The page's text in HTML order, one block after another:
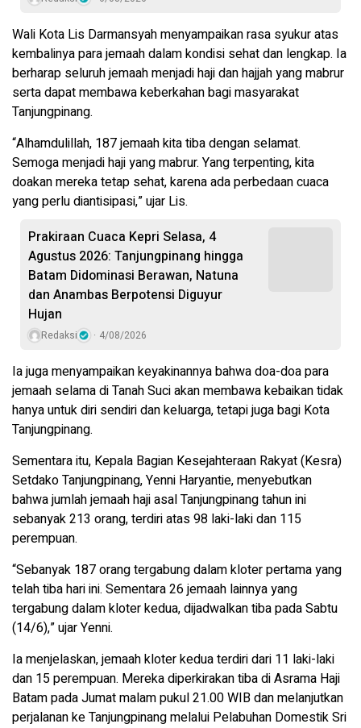
Wali Kota Lis Darmansyah menyampaikan rasa syukur atas
kembalinya para jemaah dalam kondisi sehat dan lengkap. Ia
berharap seluruh jemaah menjadi haji dan hajjah yang mabrur
serta dapat membawa keberkahan bagi masyarakat
Tanjungpinang.
“Alhamdulillah, 187 jemaah kita tiba dengan selamat.
Semoga menjadi haji yang mabrur. Yang terpenting, kita
doakan mereka tetap sehat, karena ada perbedaan cuaca
yang perlu diantisipasi,” ujar Lis.
Prakiraan Cuaca Kepri Selasa, 4
Agustus 2026: Tanjungpinang hingga
Batam Didominasi Berawan, Natuna
dan Anambas Berpotensi Diguyur
Hujan
Redaksi 4/08/2026
Ia juga menyampaikan keyakinannya bahwa doa-doa para
jemaah selama di Tanah Suci akan membawa kebaikan tidak
hanya untuk diri sendiri dan keluarga, tetapi juga bagi Kota
Tanjungpinang.
Sementara itu, Kepala Bagian Kesejahteraan Rakyat (Kesra)
Setdako Tanjungpinang, Yenni Haryantie, menyebutkan
bahwa jumlah jemaah haji asal Tanjungpinang tahun ini
sebanyak 213 orang, terdiri atas 98 laki-laki dan 115
perempuan.
“Sebanyak 187 orang tergabung dalam kloter pertama yang
telah tiba hari ini. Sementara 26 jemaah lainnya yang
tergabung dalam kloter kedua, dijadwalkan tiba pada Sabtu
(14/6),” ujar Yenni.
Ia menjelaskan, jemaah kloter kedua terdiri dari 11 laki-laki
dan 15 perempuan. Mereka diperkirakan tiba di Asrama Haji
Batam pada Jumat malam pukul 21.00 WIB dan melanjutkan
perjalanan ke Tanjungpinang melalui Pelabuhan Domestik Sri